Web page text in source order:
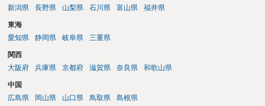
新潟県
長野県 山梨県 石川県 富山県 福井県
東海
愛知県
静岡県 岐阜県 三重県
関西
大阪府
兵庫県 京都府 滋賀県 奈良県 和歌山県
中国
広島県
岡山県 山口県 鳥取県 島根県